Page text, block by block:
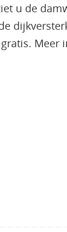
u de
Meer